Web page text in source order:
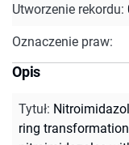
Utworzenie rekordu:
Oznaczenie praw:
Opis
Tytuł:
ring